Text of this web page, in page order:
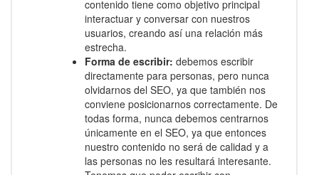
contenido tiene como objetivo principal
interactuar y conversar con nuestros
usuarios, creando así una relación más
estrecha.
Forma de escribir: debemos escribir
directamente para personas, pero nunca
olvidarnos del SEO, ya que también nos
conviene posicionarnos correctamente. De
todas forma, nunca debemos centrarnos
únicamente en el SEO, ya que entonces
nuestro contenido no será de calidad y a
las personas no les resultará interesante.